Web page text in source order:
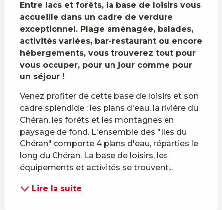
Entre lacs et forêts, la base de loisirs vous
accueille dans un cadre de verdure
exceptionnel. Plage aménagée, balades,
activités variées, bar-restaurant ou encore
hébergements, vous trouverez tout pour
vous occuper, pour un jour comme pour
un séjour !
Venez profiter de cette base de loisirs et son
cadre splendide : les plans d'eau, la rivière du
Chéran, les forêts et les montagnes en
paysage de fond. L'ensemble des "Iles du
Chéran" comporte 4 plans d'eau, réparties le
long du Chéran. La base de loisirs, les
équipements et activités se trouvent...
Lire la suite